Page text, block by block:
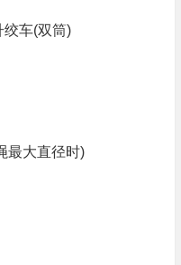
绞车(双筒)
最大直径时)